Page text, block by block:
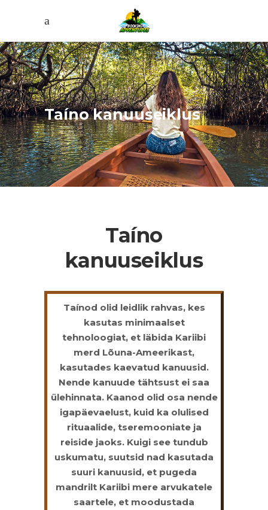
Taíno kanuuseiklus
Taíno
kanuuseiklus
Taínod olid leidlik rahvas, kes
kasutas minimaalset
tehnoloogiat, et läbida Kariibi
merd Lõuna-Ameerikast,
kasutades kaevatud kanuusid.
Nende kanuude tähtsust ei saa
ülehinnata. Kaanod olid osa nende
igapäevaelust, kuid ka olulised
rituaalide, tseremooniate ja
reiside jaoks. Kuigi see tundub
uskumatu, suutsid nad kasutada
suuri kanuusid, et pugeda
mandrilt Kariibi mere arvukatele
saartele, et moodustada